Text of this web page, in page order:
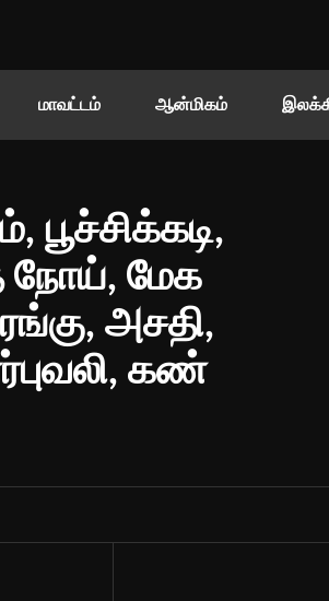
மாவட்டம் ஆன்மிகம்
பூச்சிக்கடி,
நோய், மேக
அசதி,
கண்